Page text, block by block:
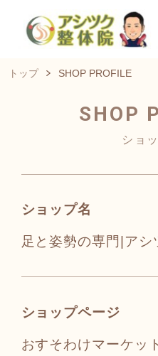
トップ SHOP PROFILE
SHOP
ショ
ショップ名
足と姿勢の専門|アシ
ショップページ
おすそわけマーケッ